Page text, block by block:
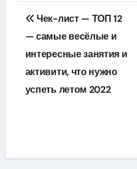
Навигация
по
записям
Чек-лист — ТОП 12
— самые весёлые и
интересные занятия и
активити, что нужно
успеть летом 2022